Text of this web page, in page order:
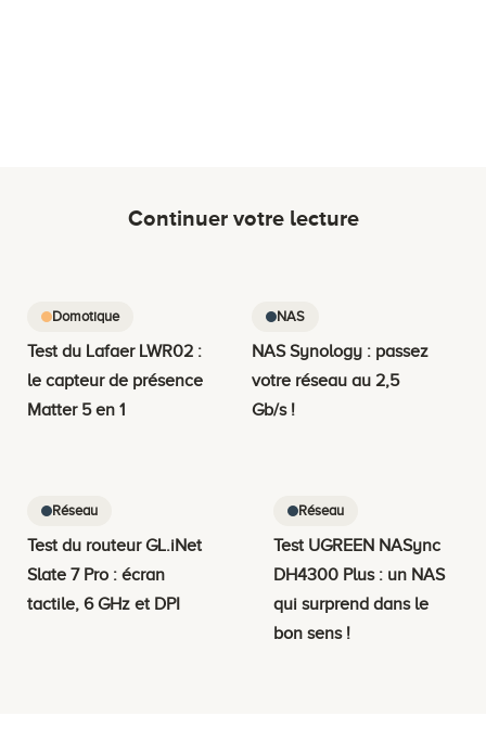
Continuer votre lecture
Domotique
Test du Lafaer LWR02 :
le capteur de présence
Matter 5 en 1
NAS
NAS Synology : passez
votre réseau au 2,5
Gb/s !
Réseau
Test du routeur GL.iNet
Slate 7 Pro : écran
tactile, 6 GHz et DPI
Réseau
Test UGREEN NASync
DH4300 Plus : un NAS
qui surprend dans le
bon sens !